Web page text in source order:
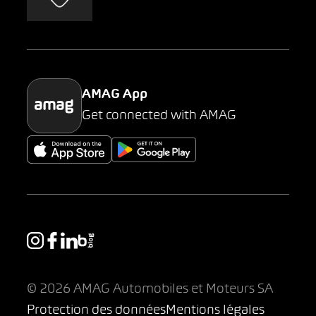
Parking
AMAG App
Get connected with AMAG
© 2026 AMAG Automobiles et Moteurs SA
Protection des donnéesMentions légales